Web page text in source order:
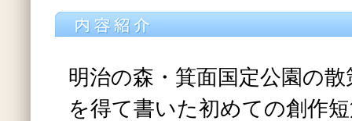
明治の森・箕面国定公園の
を得て書いた初めての創作